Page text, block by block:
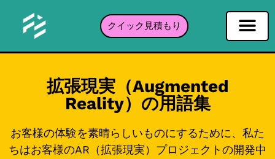
クイック見積もり
拡張現実（Augmented
Reality）の用語集
お客様の体験を素晴らしいものにするために、私た
ちはお客様のAR（拡張現実）プロジェクトの開発中